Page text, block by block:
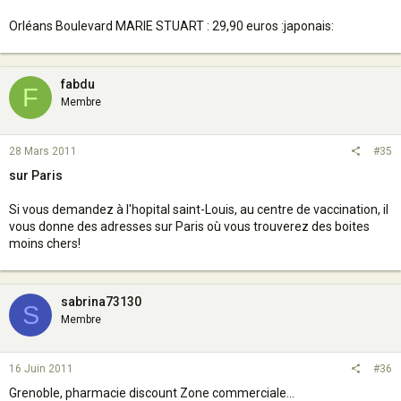
Orléans Boulevard MARIE STUART : 29,90 euros :japonais:
F fabdu
Membre
28 Mars 2011 #35
sur Paris
Si vous demandez à l'hopital saint-Louis, au centre de vaccination, il
vous donne des adresses sur Paris où vous trouverez des boites
moins chers!
S sabrina73130
Membre
16 Juin 2011 #36
Grenoble, pharmacie discount Zone commerciale...